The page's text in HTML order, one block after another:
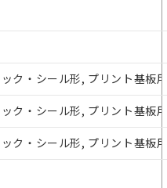
・シール形, プリント基
・シール形, プリント基
・シール形, プリント基
(税抜)を提供させていただ
ることをご了承ください。
ータに基づき作成されるも
があることをご了承くださ
オムロン制御機器販売店・